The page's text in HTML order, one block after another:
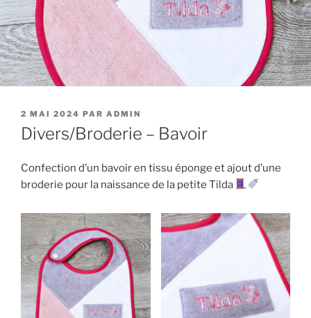
PUBLIÉ
LE
2 MAI 2024 PAR ADMIN
Divers/Broderie – Bavoir
Confection d’un bavoir en tissu éponge et ajout d’une
broderie pour la naissance de la petite Tilda